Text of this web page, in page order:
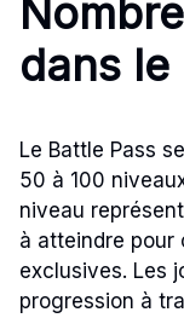
dans le
Le Battle Pass
50 à 100
niveau
à atteindre pour
exclusives. Les
progression à